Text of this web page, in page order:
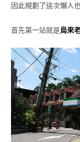
因此規劃了這次懶人
首先第一站就是烏來